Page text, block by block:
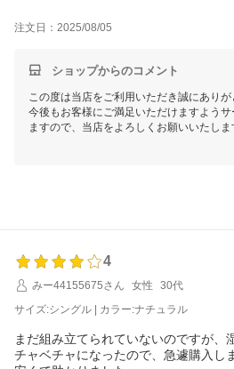
色はもう少し白い色を想定していまし
のある塗装です。(例えるならドーナツ
また、他の方のレビューにもあります
外にもキリなどの穴をあける道具があ
ん。
私はキリのかわりに布側からねじを回
注文日：2025/08/05
ショップからのコメント
この度は当店をご利用いただき誠にありが
今後もお客様にご満足いただけますよう
ますので、当店をよろしくお願いいたしま
商品のご購入並びにレビューのご投稿あ
4
みー44155675さん
女性
30代
サイズ:シングル | カラー:ナチュラル
まだ組み立てられていないのですが、
チャベチャになったので、急遽購入し